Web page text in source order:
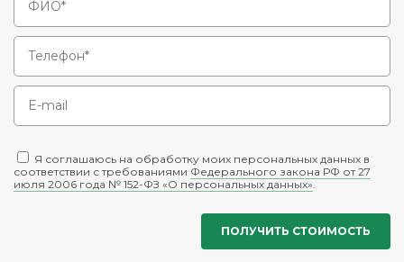
Я соглашаюсь на обработку моих персональных данных в
соответствии с требованиями Федерального закона РФ от 27
июля 2006 года № 152-ФЗ «О персональных данных».